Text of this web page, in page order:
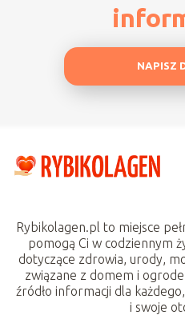
NAPISZ
Rybikolagen.pl to miejsce
pomogą Ci w codziennym
dotyczące zdrowia, urody,
związane z domem i
źródło informacji dla
i swoje